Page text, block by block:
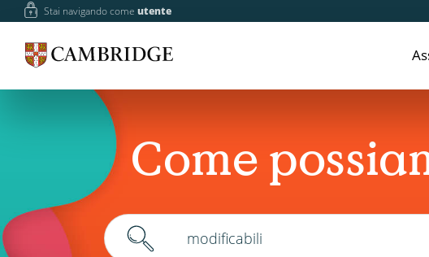
Stai navigando comeutente
Come